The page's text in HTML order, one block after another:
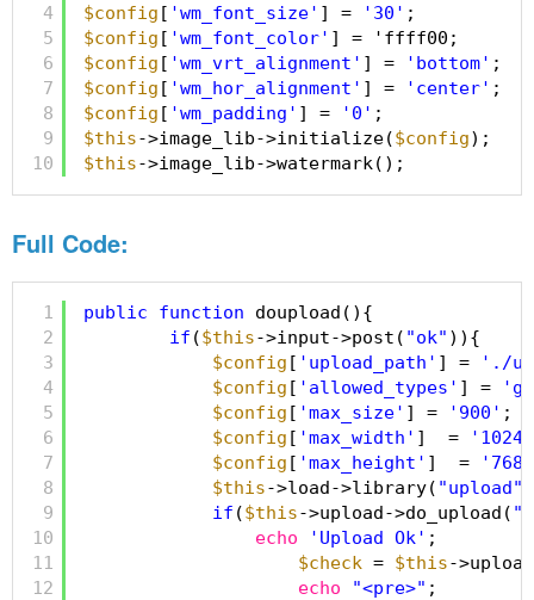
4
5
6
7
8
9
10
$config [ 'wm_font_size' ] = '30' ;
$config [ 'wm_font_color' ] = 'ffff00;
$config [ 'wm_vrt_alignment' ] = 'bottom' ;
$config [ 'wm_hor_alignment' ] = 'center' ;
$config [ 'wm_padding' ] = '0' ;
$this->image_lib->initialize($config);
$this->image_lib->watermark();
Full Code:
1
2
3
4
5
6
7
8
9
10
11
12
public function
doupload(){
if ($this->input->post( "ok" )){
$config [ 'upload_path' ] =
'./
$config [ 'allowed_types' ] =
$config [ 'max_size' ] = '900' ;
$config [ 'max_width' ]  =
'1024'
$config [ 'max_height' ]  =
'768'
$this->load->library( "upload"
if ($this->upload->do_upload(
echo
'Upload Ok' ;
$check = $this-
echo
"<pre>" ;